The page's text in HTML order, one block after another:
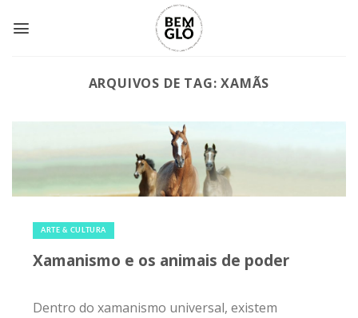
ARQUIVOS DE TAG:XAMÃS
ARTE & CULTURA
Xamanismo e os animais de poder
Dentro do xamanismo universal, existem